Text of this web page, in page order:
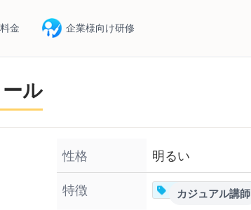
料金 企業様向け研修
ル
性格
明るい
特徴
カジュアル講師